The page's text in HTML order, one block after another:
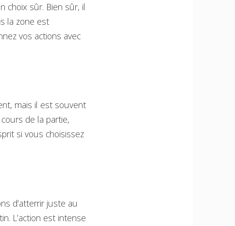
choix sûr. Bien sûr, il
la zone est
vos actions avec
mais il est souvent
de la partie,
si vous choisissez
d’atterrir juste au
L’action est intense